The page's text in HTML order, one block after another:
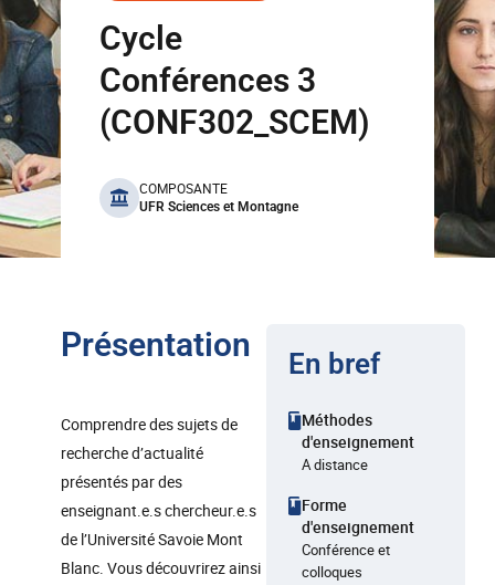
Cycle
Conférences 3
(CONF302_SCEM)
benefits
COMPOSANTE
UFR Sciences et Montagne
Présentation
Comprendre des sujets de
recherche d’actualité
présentés par des
enseignant.e.s chercheur.e.s
de l’Université Savoie Mont
Blanc. Vous découvrirez ainsi
En bref
Méthodes
d'enseignement
A distance
Forme
d'enseignement
Conférence et
colloques